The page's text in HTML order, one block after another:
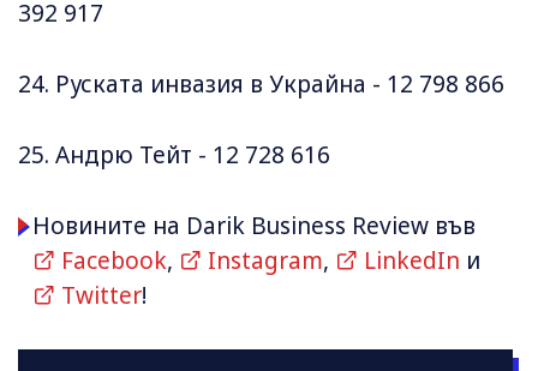
392 917
24. Руската инвазия в Украйна - 12 798 866
25. Андрю Тейт - 12 728 616
Новините на Darik Business Review във
Facebook, Instagram, LinkedIn и
Twitter!